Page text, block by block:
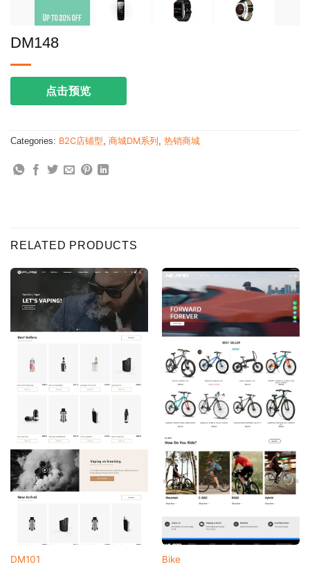
DM148
点击预览
Categories: B2C店铺型, 商城DM系列 , 热销商城
RELATED PRODUCTS
DM101 Bike